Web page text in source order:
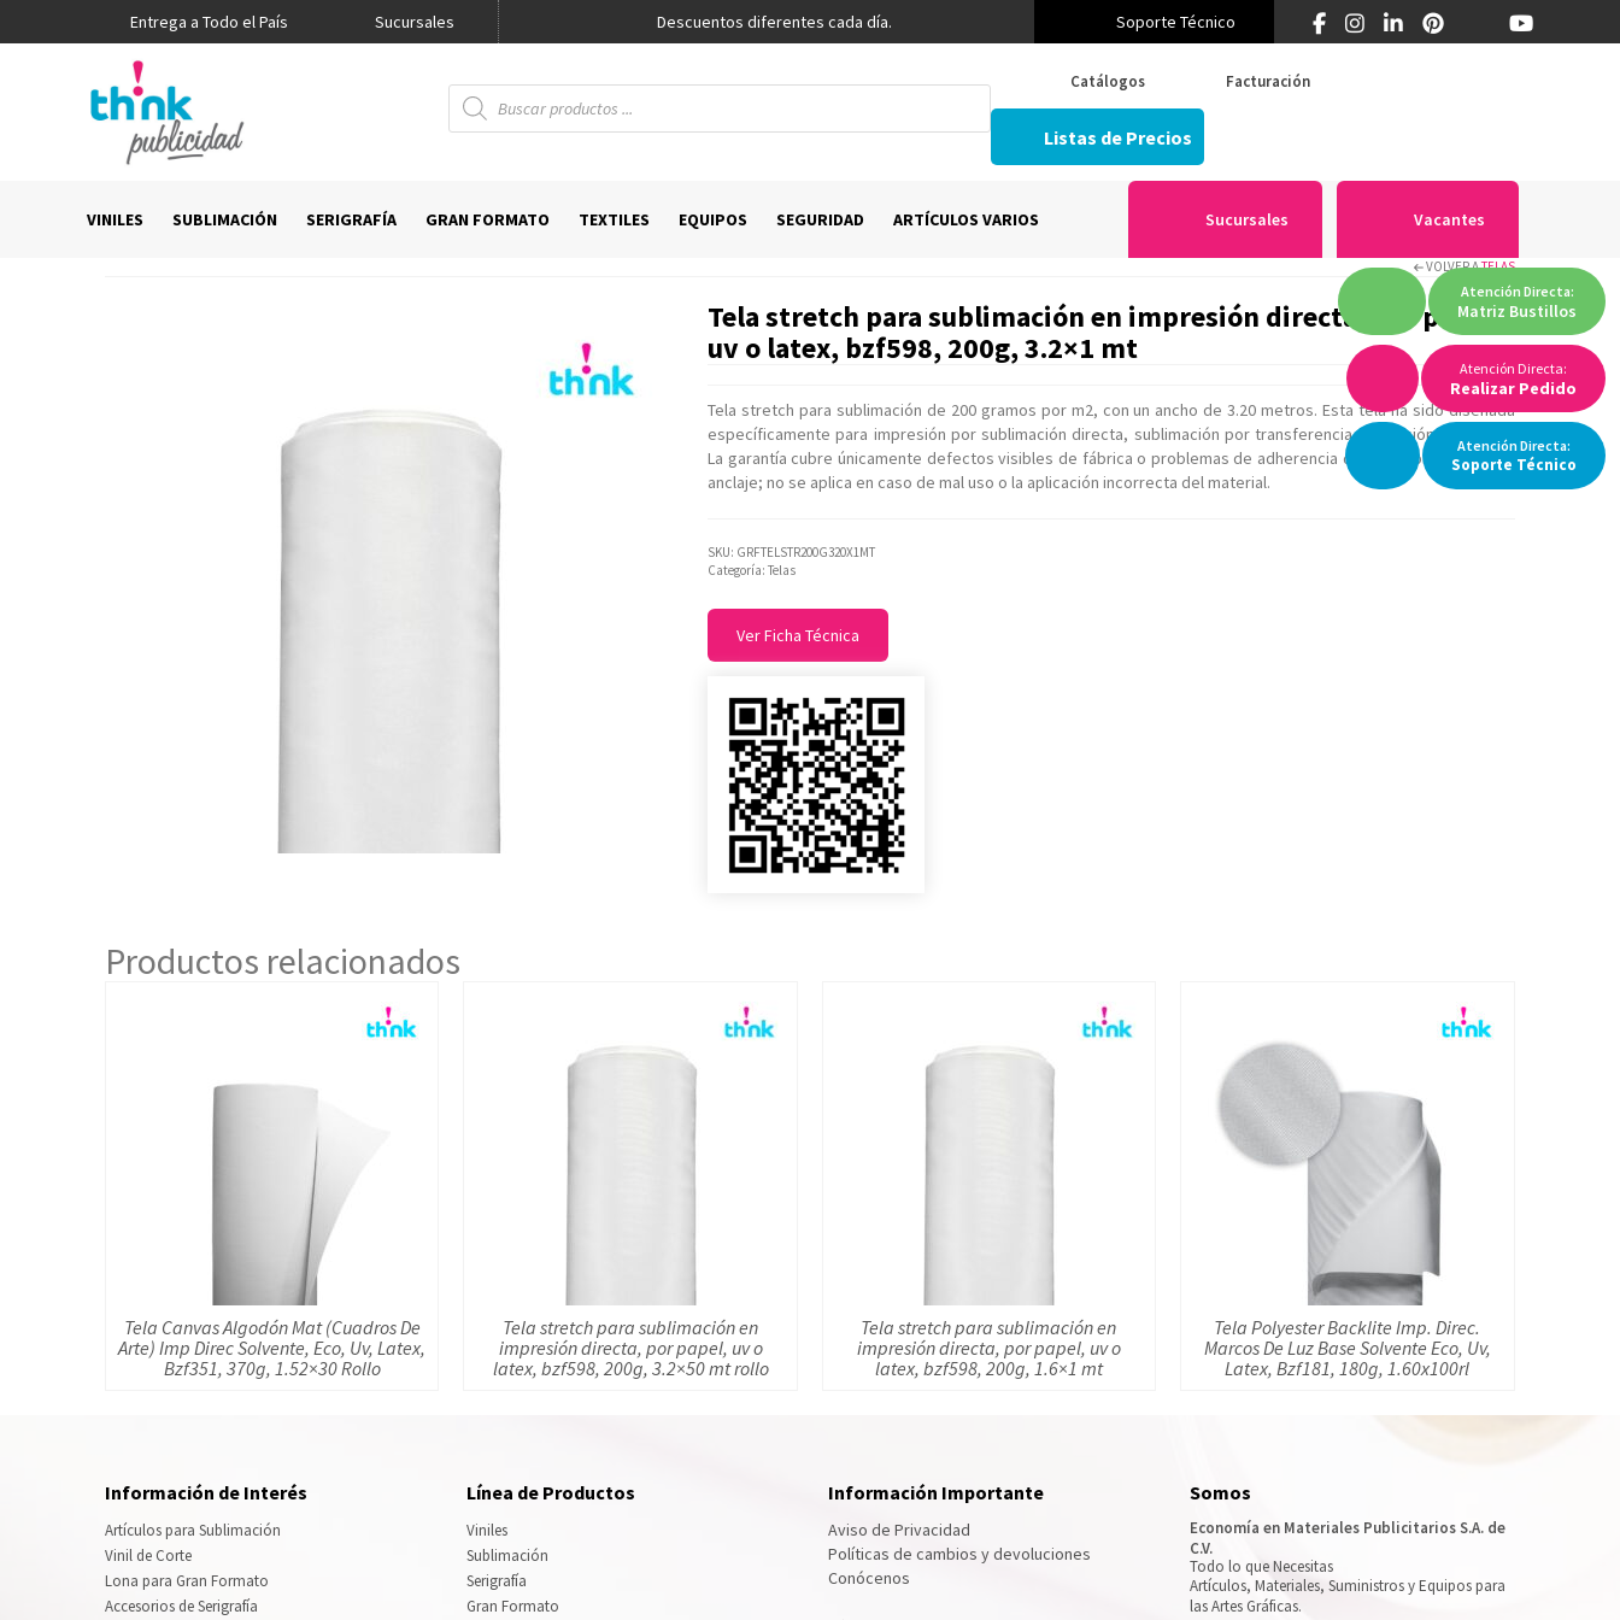
Entrega a Todo el País Sucursales
Promo Think Descuentos diferentes cada día. ¿Primera vez en Think? 55 5519 5346
Soporte Técnico
Atención Directa:
Realizar Pedido
Búsqueda
de
productos
Catálogos Facturación
Listas de Precios
AtenciónDirecta:
Soporte Técnico
VINILES SUBLIMACIÓN SERIGRAFÍA GRAN FORMATO TEXTILES EQUIPOS SEGURIDAD ARTÍCULOS VARIOS Sucursales Vacantes
Atención Directa:
Matriz Bustillos
VOLVER ATELAS
Tela stretch para sublimación en impresión directa, por papel,
uv o latex, bzf598, 200g, 3.2×1 mt
Tela stretch para sublimación de 200 gramos por m2, con un ancho de 3.20 metros. Esta tela ha sido diseñada
específicamente para impresión por sublimación directa, sublimación por transferencia, impresión UV y látex.
La garantía cubre únicamente defectos visibles de fábrica o problemas de adherencia de tintas/problemas de
anclaje; no se aplica en caso de mal uso o la aplicación incorrecta del material.
SKU: GRFTELSTR200G320X1MT
Categoría: Telas
Ver Ficha Técnica
Productos relacionados
Tela Canvas Algodón Mat (Cuadros De
Arte) Imp Direc Solvente, Eco, Uv, Latex,
Bzf351, 370g, 1.52×30 Rollo
Tela stretch para sublimación en
impresión directa, por papel, uv o
latex, bzf598, 200g, 3.2×50 mt rollo
Tela stretch para sublimación en
impresión directa, por papel, uv o
latex, bzf598, 200g, 1.6×1 mt
Tela Polyester Backlite Imp. Direc.
Marcos De Luz Base Solvente Eco, Uv,
Latex, Bzf181, 180g, 1.60x100rl
Información de Interés
Artículos para Sublimación
Vinil de Corte
Lona para Gran Formato
Accesorios de Serigrafía
Línea de Productos
Viniles
Sublimación
Serigrafía
Gran Formato
Información Importante
Aviso de Privacidad
Políticas de cambios y devoluciones
Conócenos
Somos
Economía en Materiales Publicitarios S.A. de
C.V.
Todo lo que Necesitas
Artículos, Materiales, Suministros y Equipos para
las Artes Gráficas.